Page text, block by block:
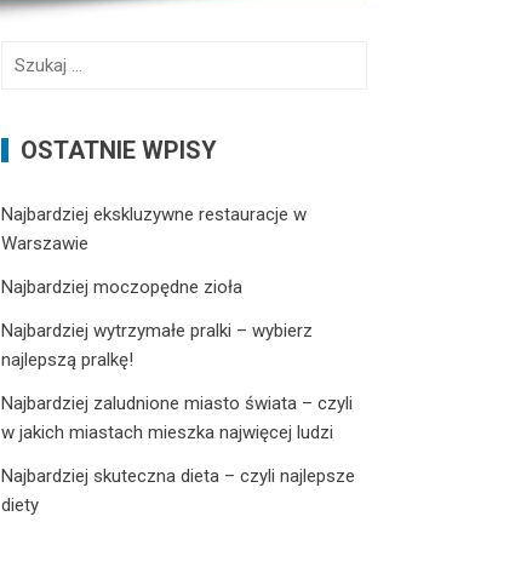
k
OSTATNIE WPISY
Najbardziej ekskluzywne restauracje w
Warszawie
Najbardziej moczopędne zioła
Najbardziej wytrzymałe pralki – wybierz
najlepszą pralkę!
Najbardziej zaludnione miasto świata – czyli
w jakich miastach mieszka najwięcej ludzi
Najbardziej skuteczna dieta – czyli najlepsze
diety